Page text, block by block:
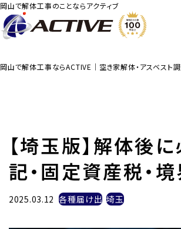
岡山で解体工事のことならアクティブ
岡山で解体工事ならACTIVE｜空き家解体・アスベスト
【埼玉版】解体後
記・固定資産税・
2025.03.12 各種届け出 埼玉